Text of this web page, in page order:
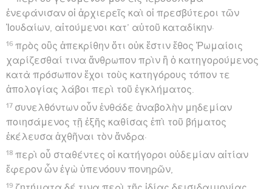
ἐξουσίας καὶ ἐπιτροπῆς τῆς τῶν ἀρχιερέων
13 ἡμέρας μέσης κατὰ τὴν ὁδὸν εἶδον, βασιλεῦ,
οὐρανόθεν ὑπὲρ τὴν λαμπρότητα τοῦ ἡλίου
περιλάμψαν με φῶς καὶ τοὺς σὺν ἐμοὶ
πορευομένους·
14 πάντων τε καταπεσόντων ἡμῶν εἰς τὴν γῆν ἤκουσα
φωνὴν λέγουσαν πρός με τῇ Ἑβραΐδι διαλέκτῳ·
Σαοὺλ Σαούλ, τί με διώκεις; σκληρόν σοι πρὸς κέντρα
λακτίζειν.
ἐγὼ δὲ εἶπα· Τίς εἶ, κύριε; ὁ δὲ κύριος εἶπεν· Ἐγώ
εἰμι Ἰησοῦς ὃν σὺ διώκεις·
ἀλλὰ ἀνάστηθι καὶ στῆθι ἐπὶ τοὺς πόδας σου· εἰς